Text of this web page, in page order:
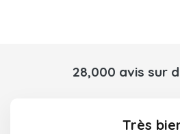
28,000 avis sur
Très